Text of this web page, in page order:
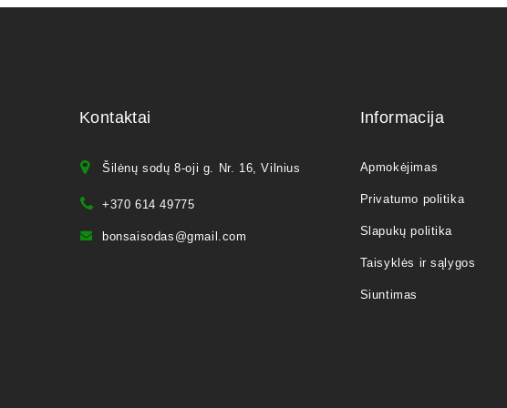
Kontaktai
Šilėnų sodų 8-oji g. Nr. 16, Vilnius
+370 614 49775
bonsaisodas@gmail.com
Informacija
Apmokėjimas
Privatumo politika
Slapukų politika
Taisyklės ir sąlygos
Siuntimas